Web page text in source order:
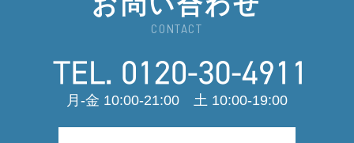
CONTACT
月-金 10:00-21:00 土 10:00-19:00